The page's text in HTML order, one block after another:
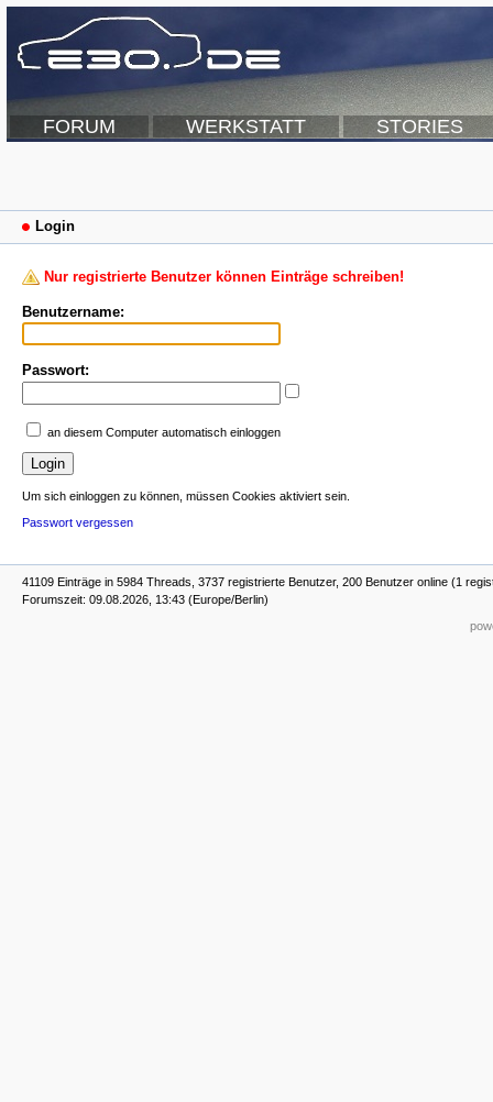
FORUM WERKSTATT STORIES
Login
Nur registrierte Benutzer können Einträge schreiben!
Benutzername:
Passwort:
an diesem Computer automatisch einloggen
Um sich einloggen zu können, müssen Cookies aktiviert sein.
Passwort vergessen
41109 Einträge in 5984 Threads, 3737 registrierte Benutzer, 200 Benutzer online (1
Forumszeit: 09.08.2026, 13:43 (Europe/Berlin)